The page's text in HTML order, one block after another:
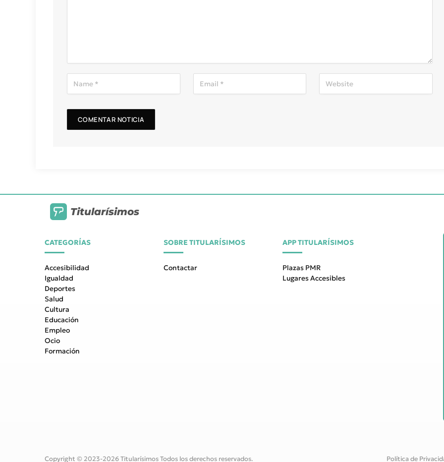
Titularísimos
CATEGORÍAS
Accesibilidad
Igualdad
Deportes
Salud
Cultura
Educación
Empleo
Ocio
Formación
SOBRE TITULARÍSIMOS
Contactar
APP TITULARÍSIMOS
Plazas PMR
Lugares Accesibles
Copyright © 2023-2026 Titularísimos Todos los derechos reservados. Política de